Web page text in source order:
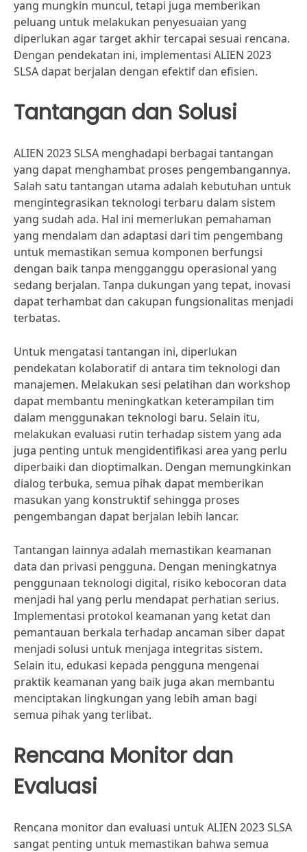
yang mungkin muncul, tetapi juga memberikan
peluang untuk melakukan penyesuaian yang
diperlukan agar target akhir tercapai sesuai rencana.
Dengan pendekatan ini, implementasi ALIEN 2023
SLSA dapat berjalan dengan efektif dan efisien.
Tantangan dan Solusi
ALIEN 2023 SLSA menghadapi berbagai tantangan
yang dapat menghambat proses pengembangannya.
Salah satu tantangan utama adalah kebutuhan untuk
mengintegrasikan teknologi terbaru dalam sistem
yang sudah ada. Hal ini memerlukan pemahaman
yang mendalam dan adaptasi dari tim pengembang
untuk memastikan semua komponen berfungsi
dengan baik tanpa mengganggu operasional yang
sedang berjalan. Tanpa dukungan yang tepat, inovasi
dapat terhambat dan cakupan fungsionalitas menjadi
terbatas.
Untuk mengatasi tantangan ini, diperlukan
pendekatan kolaboratif di antara tim teknologi dan
manajemen. Melakukan sesi pelatihan dan workshop
dapat membantu meningkatkan keterampilan tim
dalam menggunakan teknologi baru. Selain itu,
melakukan evaluasi rutin terhadap sistem yang ada
juga penting untuk mengidentifikasi area yang perlu
diperbaiki dan dioptimalkan. Dengan memungkinkan
dialog terbuka, semua pihak dapat memberikan
masukan yang konstruktif sehingga proses
pengembangan dapat berjalan lebih lancar.
Tantangan lainnya adalah memastikan keamanan
data dan privasi pengguna. Dengan meningkatnya
penggunaan teknologi digital, risiko kebocoran data
menjadi hal yang perlu mendapat perhatian serius.
Implementasi protokol keamanan yang ketat dan
pemantauan berkala terhadap ancaman siber dapat
menjadi solusi untuk menjaga integritas sistem.
Selain itu, edukasi kepada pengguna mengenai
praktik keamanan yang baik juga akan membantu
menciptakan lingkungan yang lebih aman bagi
semua pihak yang terlibat.
Rencana Monitor dan
Evaluasi
Rencana monitor dan evaluasi untuk ALIEN 2023 SLSA
sangat penting untuk memastikan bahwa semua